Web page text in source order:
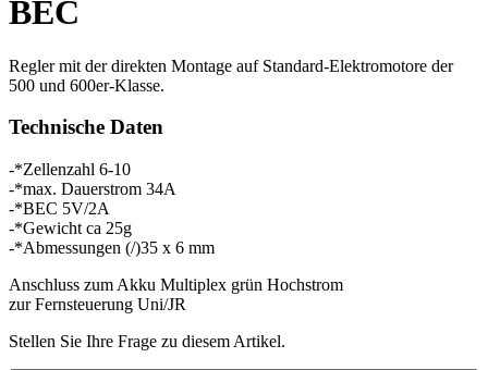
BEC
Regler mit der direkten Montage auf Standard-Elektromotore der
500 und 600er-Klasse.
Technische Daten
-*Zellenzahl 6-10
-*max. Dauerstrom 34A
-*BEC 5V/2A
-*Gewicht ca 25g
-*Abmessungen (/)35 x 6 mm
Anschluss zum Akku Multiplex grün Hochstrom
zur Fernsteuerung Uni/JR
Stellen Sie Ihre Frage zu diesem Artikel.